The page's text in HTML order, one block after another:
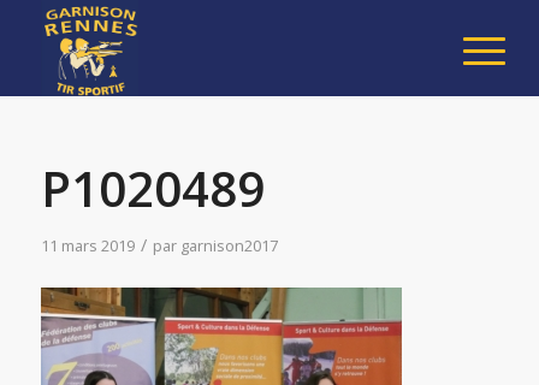
P1020489
11 mars 2019 / par garnison2017